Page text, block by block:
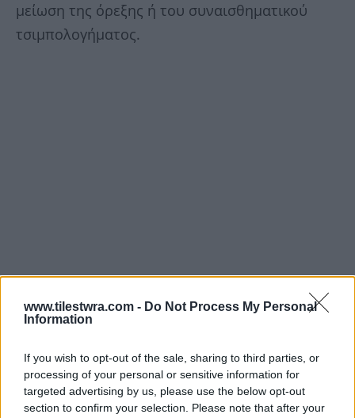
www.tilestwra.com - Do Not Process My Personal
Information
If you wish to opt-out of the sale, sharing to third parties, or
processing of your personal or sensitive information for
targeted advertising by us, please use the below opt-out
section to confirm your selection. Please note that after your
μείωση της όρεξης ή του συναισθηματικού
τσιμπολογήματος.